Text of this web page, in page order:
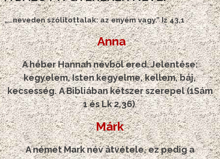
„…neveden szólítottalak: az enyém vagy.” Iz 43,1
Anna
A héber Hannah névből ered. Jelentése:
kegyelem, Isten kegyelme, kellem, báj,
kecsesség. A Bibliában kétszer szerepel (1Sám
1 és Lk 2,36).
Márk
A német Mark név átvétele, ez pedig a